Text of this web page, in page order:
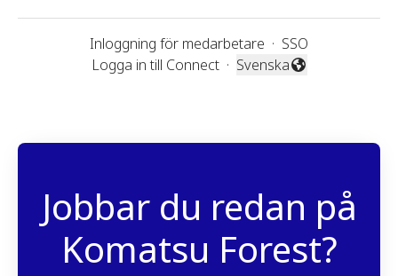
Inloggning för medarbetare · SSO
Logga in till Connect · Byt språk
Svenska
Jobbar du redan på
Komatsu Forest?